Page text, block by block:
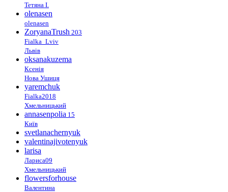
Тетяна І.
olenasen
olenasen
ZoryanaTrush 203
Fialka_Lviv
Львів
oksanakuzema
Ксенія
Нова Ушиця
yaremchuk
Fialka2018
Хмельницький
annasenpolia 15
Київ
svetlanachernyuk
valentinajivotenyuk
larisa
Лариса09
Хмельницький
flowersforhouse
Валентина